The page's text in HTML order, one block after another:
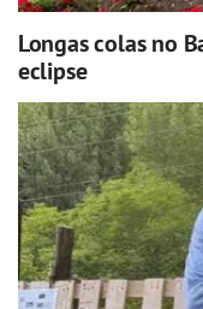
Longas colas no
eclipse